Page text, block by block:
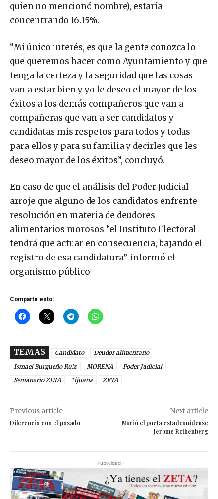
quien no mencionó nombre), estaría
concentrando 16.15%.
“Mi único interés, es que la gente conozca lo
que queremos hacer como Ayuntamiento y que
tenga la certeza y la seguridad que las cosas
van a estar bien y yo le deseo el mayor de los
éxitos a los demás compañeros que van a
compañeras que van a ser candidatos y
candidatas mis respetos para todos y todas
para ellos y para su familia y decirles que les
deseo mayor de los éxitos”, concluyó.
En caso de que el análisis del Poder Judicial
arroje que alguno de los candidatos enfrente
resolución en materia de deudores
alimentarios morosos “el Instituto Electoral
tendrá que actuar en consecuencia, bajando el
registro de esa candidatura”, informó el
organismo público.
Comparte esto:
TEMAS Candidato
Deudor alimentario
Ismael Burgueño Ruiz
MORENA
Poder Judicial
Semanario ZETA
Tijuana ZETA
Previous article
Diferencia con el pasado
Next article
Murió el poeta estadounidense
Jerome Rothenberg
- Publicidad -